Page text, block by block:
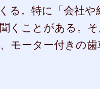
る。特に「会社
くことがある。
モーター付きの